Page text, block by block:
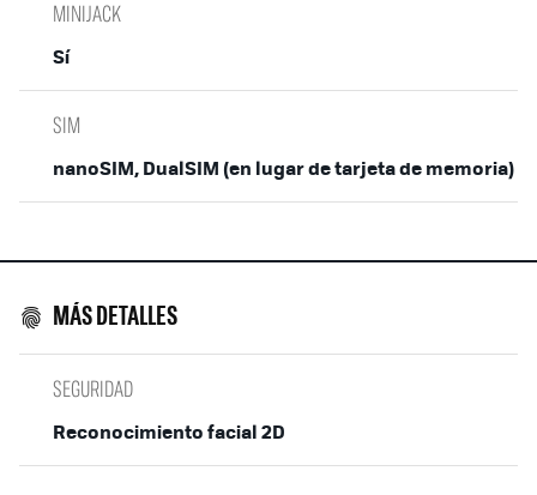
MINIJACK
Sí
SIM
nanoSIM, DualSIM (en lugar de tarjeta de memoria)
MÁS DETALLES
SEGURIDAD
Reconocimiento facial 2D